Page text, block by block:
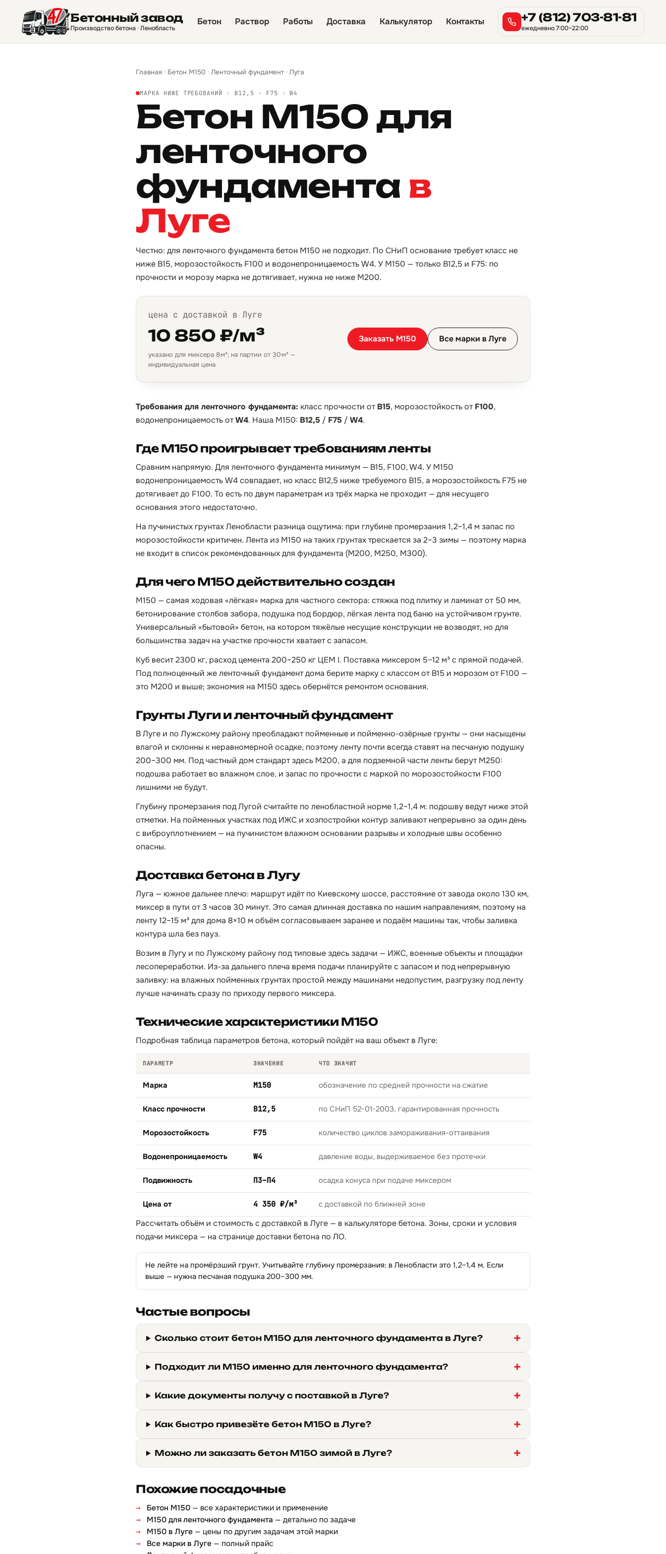
Бетонный завод
Производство бетона · Ленобласть
Бетон Раствор Работы Доставка Калькулятор Контакты +7 (812) 703-81-81
ежедневно 7:00–22:00
Главная · Бетон М150 · Ленточный фундамент · Луга
МАРКА НИЖЕ ТРЕБОВАНИЙ · B12,5 · F75 · W4
Бетон М150 для
ленточного
фундамента в
Луге
Честно: для ленточного фундамента бетон М150 не подходит. По СНиП основание требует класс не
ниже B15, морозостойкость F100 и водонепроницаемость W4. У М150 — только B12,5 и F75: по
прочности и морозу марка не дотягивает, нужна не ниже М200.
цена с доставкой в Луге
10 850 ₽/м³
указано для миксера 8 м³; на партии от 30 м³ —
индивидуальная цена
Заказать М150 Все марки в Луге
Требования для ленточного фундамента: класс прочности отB15, морозостойкость отF100,
водонепроницаемость отW4. Наша М150: B12,5 / F75 / W4.
Где М150 проигрывает требованиям ленты
Сравним напрямую. Для ленточного фундамента минимум — B15, F100, W4. У М150
водонепроницаемость W4 совпадает, но класс B12,5 ниже требуемого B15, а морозостойкость F75 не
дотягивает до F100. То есть по двум параметрам из трёх марка не проходит — для несущего
основания этого недостаточно.
На пучинистых грунтах Ленобласти разница ощутима: при глубине промерзания 1,2–1,4 м запас по
морозостойкости критичен. Лента из М150 на таких грунтах трескается за 2–3 зимы — поэтому марка
не входит в список рекомендованных для фундамента (М200, М250, М300).
Для чего М150 действительно создан
М150 — самая ходовая «лёгкая» марка для частного сектора: стяжка под плитку и ламинат от 50 мм,
бетонирование столбов забора, подушка под бордюр, лёгкая лента под баню на устойчивом грунте.
Универсальный «бытовой» бетон, на котором тяжёлые несущие конструкции не возводят, но для
большинства задач на участке прочности хватает с запасом.
Куб весит 2300 кг, расход цемента 200–250 кг ЦЕМ I. Поставка миксером 5–12 м³ с прямой подачей.
Под полноценный же ленточный фундамент дома берите марку с классом от B15 и морозом от F100 —
это М200 и выше; экономия на М150 здесь обернётся ремонтом основания.
Грунты Луги и ленточный фундамент
В Луге и по Лужскому району преобладают пойменные и пойменно-озёрные грунты — они насыщены
влагой и склонны к неравномерной осадке, поэтому ленту почти всегда ставят на песчаную подушку
200–300 мм. Под частный дом стандарт здесь М200, а для подземной части ленты берут М250:
подошва работает во влажном слое, и запас по прочности с маркой по морозостойкости F100
лишними не будут.
Глубину промерзания под Лугой считайте по ленобластной норме 1,2–1,4 м: подошву ведут ниже этой
отметки. На пойменных участках под ИЖС и хозпостройки контур заливают непрерывно за один день
с виброуплотнением — на пучинистом влажном основании разрывы и холодные швы особенно
опасны.
Доставка бетона в Лугу
Луга — южное дальнее плечо: маршрут идёт по Киевскому шоссе, расстояние от завода около 130 км,
миксер в пути от 3 часов 30 минут. Это самая длинная доставка по нашим направлениям, поэтому на
ленту 12–15 м³ для дома 8×10 м объём согласовываем заранее и подаём машины так, чтобы заливка
контура шла без пауз.
Возим в Лугу и по Лужскому району под типовые здесь задачи — ИЖС, военные объекты и площадки
лесопереработки. Из-за дальнего плеча время подачи планируйте с запасом и под непрерывную
заливку: на влажных пойменных грунтах простой между машинами недопустим, разгрузку под ленту
лучше начинать сразу по приходу первого миксера.
Технические характеристики М150
Подробная таблица параметров бетона, который пойдёт на ваш объект в Луге:
ПАРАМЕТР ЗНАЧЕНИЕ ЧТО ЗНАЧИТ
Марка М150 обозначение по средней прочности на сжатие
Класс прочности B12,5 по СНиП 52-01-2003, гарантированная прочность
Морозостойкость F75 количество циклов замораживания-оттаивания
Водонепроницаемость W4 давление воды, выдерживаемое без протечки
Подвижность П3–П4 осадка конуса при подаче миксером
Цена от 4 350 ₽/м³ с доставкой по ближней зоне
Рассчитать объём и стоимость с доставкой в Луге — в калькуляторе бетона. Зоны, сроки и условия
подачи миксера — на страницедоставки бетона по ЛО.
Не лейте на промёрзший грунт. Учитывайте глубину промерзания: в Ленобласти это 1,2–1,4 м. Если
выше — нужна песчаная подушка 200–300 мм.
Частые вопросы
Сколько стоит бетон М150 для ленточного фундамента в Луге?
Подходит ли М150 именно для ленточного фундамента?
Какие документы получу с поставкой в Луге?
Как быстро привезёте бетон М150 в Луге?
Можно ли заказать бетон М150 зимой в Луге?
Похожие посадочные
Бетон М150 — все характеристики и применение
М150 для ленточного фундамента — детально по задаче
М150 в Луге — цены по другим задачам этой марки
Все марки в Луге — полный прайс